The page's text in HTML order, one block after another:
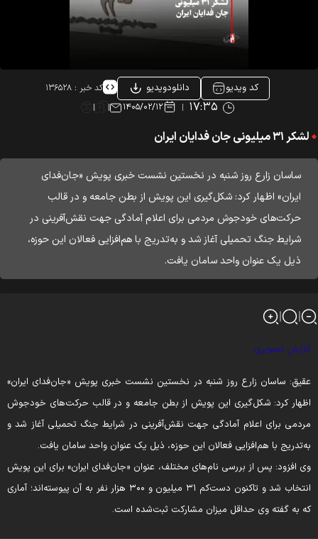
کد ویدیو دانلودویدیو کد خبر : ۱۳۶۵۲۸
۱۷:۳۵ ۱۴۰۵/۰۲/۱۲
لشکر ۳۱ میلیونی جان فدایان ایران
ساسان زارع روز شنبه در نخستین نشست خبری پویش «جان‌فدای
ایران» اظهار کرد: شکل‌گیری این پویش از بطن جامعه و در قالب
حرکت‌های خودجوش مردمی برای اعلام آمادگی جهت نقش‌آفرینی در
شرایط جنگ تحمیلی آغاز شد و به‌تدریج با هم‌افزایی فعالان این حوزه،
ذیل یک عنوان واحد سامان یافت.
گزارش تصویری
عقیق: ساسان زارع روز شنبه در نخستین نشست خبری پویش «جان‌فدای ایران»
اظهار کرد: شکل‌گیری این پویش از بطن جامعه و در قالب حرکت‌های خودجوش
مردمی برای اعلام آمادگی جهت نقش‌آفرینی در شرایط جنگ تحمیلی آغاز شد و
به‌تدریج با هم‌افزایی فعالان این حوزه، ذیل یک عنوان واحد سامان یافت.
وی افزود: پس از بررسی نام‌های مختلف، عنوان «جان‌فدای ایران» برای این پویش
انتخاب شد و تاکنون دست‌کم ۳۱ میلیون و ۳۰۰ هزار نفر به آن پیوسته‌اند؛ آماری
که به گفته وی حداقل میزان مشارکت ثبت‌شده است.